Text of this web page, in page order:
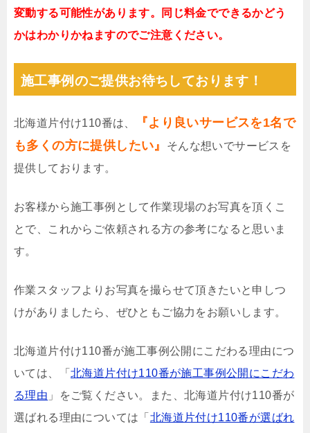
変動する可能性があります。同じ料金でできるかどう
かはわかりかねますのでご注意ください。
施工事例のご提供お待ちしております！
北海道片付け110番は、
『より良いサービスを1名で
も多くの方に提供したい』
そんな想いでサービスを
提供しております。
お客様から施工事例として作業現場のお写真を頂くこ
とで、これからご依頼される方の参考になると思いま
す。
作業スタッフよりお写真を撮らせて頂きたいと申しつ
けがありましたら、ぜひともご協力をお願いします。
北海道片付け110番が施工事例公開にこだわる理由につ
いては、「 北海道片付け110番が施工事例公開にこだわ
る理由 」をご覧ください。また、北海道片付け110番が
選ばれる理由については「 北海道片付け110番が選ばれ